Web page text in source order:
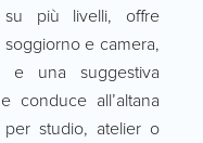
su più livelli, offre
e camera,
e una suggestiva
conduce all’altana
studio, atelier o